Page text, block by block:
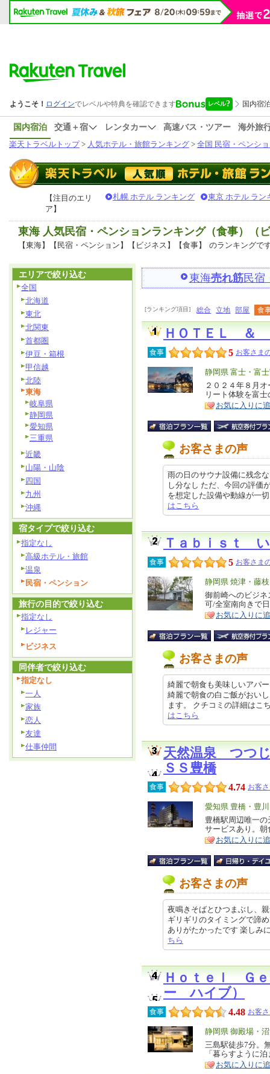
国内宿泊 交通＋宿 レンタカー 高速バス・ツアー
海外旅
楽天トラベルトップ> 人気ホテル・旅館ランキング > 全国 民宿・ペンシ
【注目のエリ
ア】
札幌 ホテル ランキング 東京 ホテル ラン
東海 人気民宿・ペンションランキング（食事）（
【東海】【民宿・ペンション】【ビジネス】【食事】 のランキングで
東海売れ筋民宿
[ランキング項目] 総合 立地 部屋 食
ＨＯＴＥＬ ＆
食事 5 お客さま
エ
リ
ア
静岡県 富士・富
特
徴
２０２４年８月
リート体験を富
お気に入りに
お客さまの声
雨の日のサウナ設備に残念
し分なし ただ、今回の評価
を想定した設備や動線が一
はこちら
Ｔａｂｉｓｔ
食事 5 お客さま
エ
リ
ア
静岡県 焼津・藤
特
徴
御前崎へのビジ
可/全室南向きで
お気に入りに
お客さまの声
綺麗で朝食も美味しいアパ
綺麗で朝食の白ご飯がおい
ます。 クチコミの詳細は
はこちら
天然温泉 つつ
ＳＳ豊橋
食事 4.74 お客
エ
リ
ア
愛知県 豊橋・豊
特
徴
豊橋駅周辺唯一
サービスあり。
お気に入りに
お客さまの声
夜鳴きそばとひつまぶし、
ギリギリのタイミングで諦
ありがたかったです 楽し
ちら
Ｈｏｔｅｌ Ｇ
ー ハイブ）
食事 4.48 お客
エ
リ
ア
静岡県 御殿場・
特
徴
三島駅徒歩7分。
「暮らすように
お気に入りに
エリアで絞り込む
全国
北海道
東北
北関東
首都圏
伊豆・箱根
甲信越
北陸
東海
岐阜県
静岡県
愛知県
三重県
近畿
山陽・山陰
四国
九州
沖縄
宿タイプで絞り込む
指定なし
高級ホテル・旅館
温泉
民宿・ペンション
旅行の目的で絞り込む
指定なし
レジャー
ビジネス
同伴者で絞り込む
指定なし
一人
家族
恋人
友達
仕事仲間